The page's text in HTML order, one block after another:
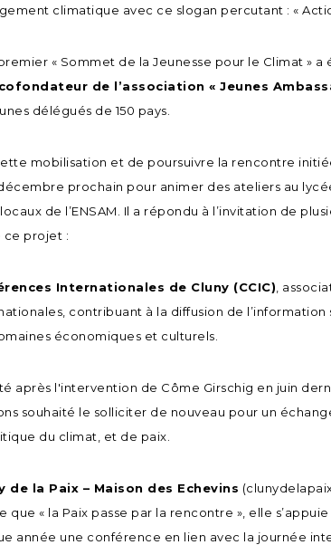
climatique avec ce slogan percutant : «
« Sommet de la Jeunesse pour le Climat » a
cofondateur de l’association « Jeunes
délégués de 150 pays.
mobilisation et de poursuivre la rencontre
prochain pour animer des ateliers au
de l’ENSAM. Il a répondu à l’invitation de
ce projet :
Internationales de Cluny (CCIC) ,
contribuant à la diffusion de l’information
économiques et culturels.
après l'intervention de Côme Girschig en juin
souhaité le solliciter de nouveau pour un
du climat, et de paix.
de la Paix – Maison des Echevins
que « la Paix passe par la rencontre », elle
année une conférence en lien avec la journée